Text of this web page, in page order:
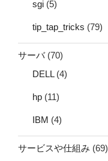
sgi (5)
tip_tap_tricks (79)
サーバ(70)
DELL(4)
hp (11)
IBM (4)
サービスや仕組み (69)